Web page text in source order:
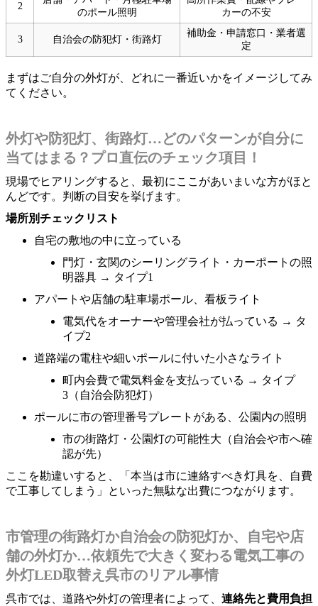
2
のポール照明
カーの不安
3 自治会の防犯灯・街路灯
補助金・申請窓口・業者選
定
まずはご自分の外灯が、どれに一番近いかをイメージしてみ
てください。
外灯や防犯灯、街路灯…どのパターンが自分に
当てはまる？プロ直伝のチェック項目！
現場でヒアリングすると、最初にここがあいまいな方がほと
んどです。判断の目安を挙げます。
場所別チェックリスト
自宅の敷地の中に立っている
門灯・玄関のシーリングライト・カーポートの照
明器具 → タイプ1
アパートや店舗の駐車場ポール、看板ライト
電気代をオーナーや管理会社が払っている → タ
イプ2
道路端の電柱や細いポールに付いた小さなライト
町内会費で電気料金を支払っている → タイプ
3（自治会防犯灯）
ポールに市の管理番号プレートがある、公園内の照明
市の街路灯・公園灯の可能性大（自治会や市へ確
認が先）
ここを勘違いすると、「本当は市に連絡すべき灯具を、自費
で工事してしまう」といった無駄な出費につながります。
市管理の街路灯か自治会の防犯灯か、自宅や店
舗の外灯か…依頼先で大きく変わる電気工事の
外灯LED取替え呉市のリアル事情
呉市では、道路や外灯の管理者によって、 連絡先と費用負担